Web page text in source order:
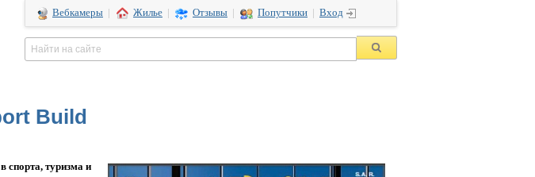
Вебкамеры Жилье Отзывы Попутчики Вход
Build
спорта, туризма и